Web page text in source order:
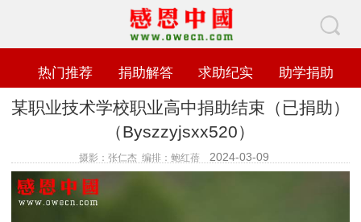
热门推荐 捐助解答 求助纪实 助学捐助
某职业技术学校职业高中捐助结束（已捐助）
（Byszzyjsxx520）
摄影：张仁杰 编排：鲍红蓓 2024-03-09
查看数